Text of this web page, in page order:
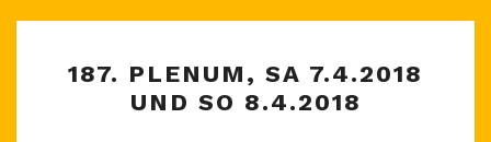
PLENUM,
SA
187. PLENUM, SA 7.4.2018
UND SO 8.4.2018